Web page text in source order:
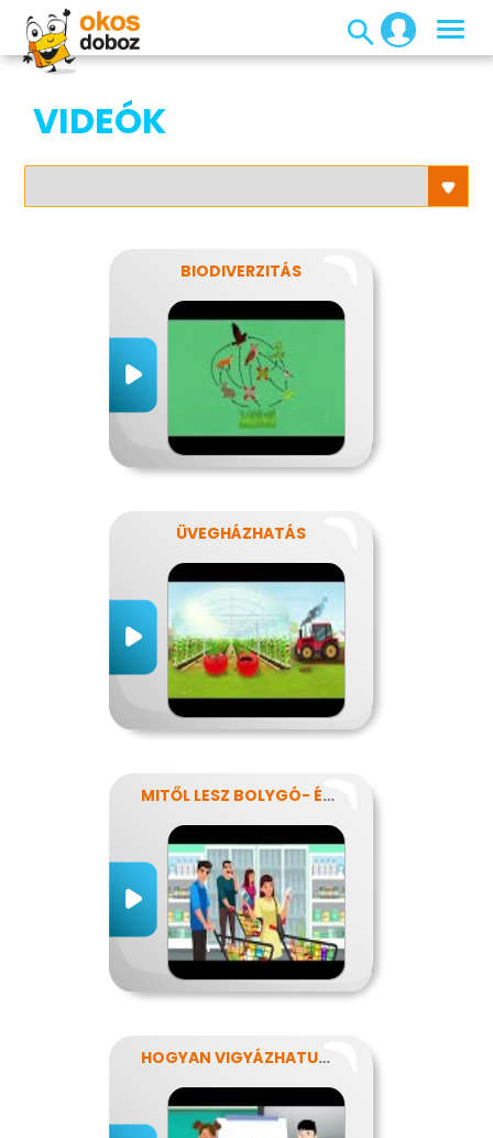
VIDEÓK
BIODIVERZITÁS
ÜVEGHÁZHATÁS
MITŐL LESZ BOLYGÓ- ÉS EGÉSZSÉGTUDATOS IS AZ ÉTRENDEM?
HOGYAN VIGYÁZHATUNK A FÖLDRE?